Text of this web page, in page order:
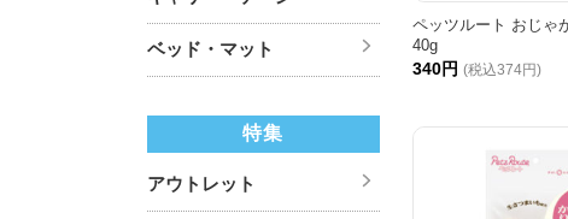
ペッツルート おじゃ
40g
340円 (税込374円)
ベッド・マット
特集
アウトレット